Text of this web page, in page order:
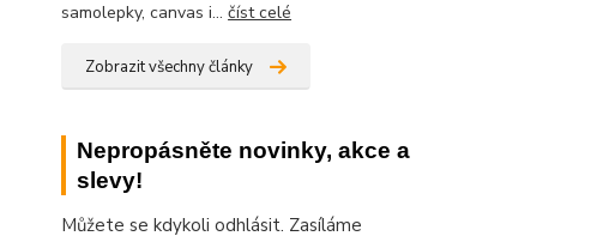
samolepky, canvas i...číst celé
Zobrazit všechny články
Nepropásněte novinky, akce a
slevy!
Můžete se kdykoli odhlásit. Zasíláme